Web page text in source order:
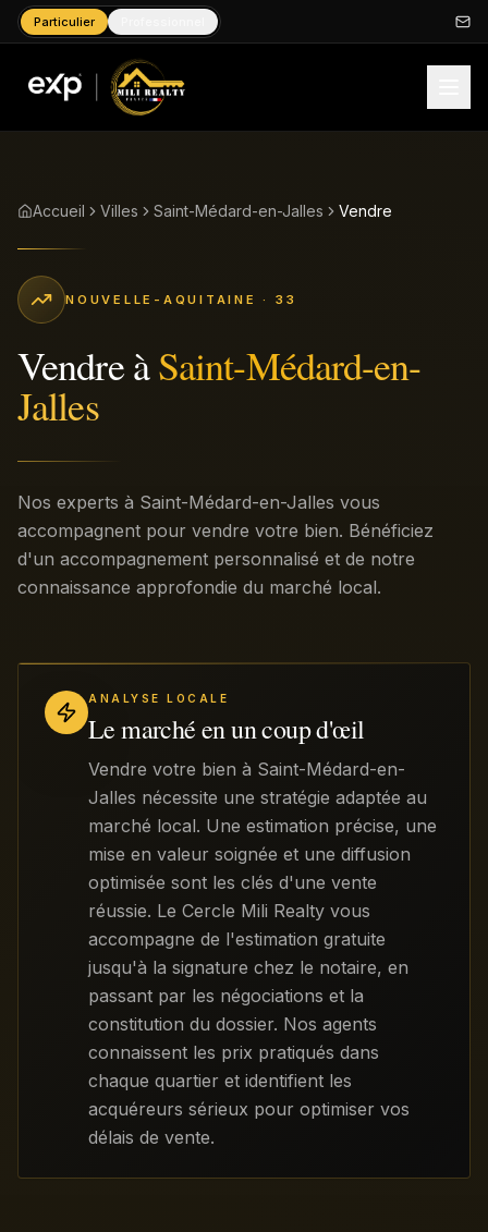
Particulier
Accueil Villes Saint-Médard-en-Jalles Vendre
NOUVELLE-AQUITAINE · 33
VendreàSaint-Médard-en-
Jalles
Nos experts à Saint-Médard-en-Jalles vous
accompagnent pour vendre votre bien. Bénéficiez
d'un accompagnement personnalisé et de notre
connaissance approfondie du marché local.
ANALYSE LOCALE
Le marché en un coup d'œil
Vendre votre bien à Saint-Médard-en-
Jalles nécessite une stratégie adaptée au
marché local. Une estimation précise, une
mise en valeur soignée et une diffusion
optimisée sont les clés d'une vente
réussie. Le Cercle Mili Realty vous
accompagne de l'estimation gratuite
jusqu'à la signature chez le notaire, en
passant par les négociations et la
constitution du dossier. Nos agents
connaissent les prix pratiqués dans
chaque quartier et identifient les
acquéreurs sérieux pour optimiser vos
délais de vente.